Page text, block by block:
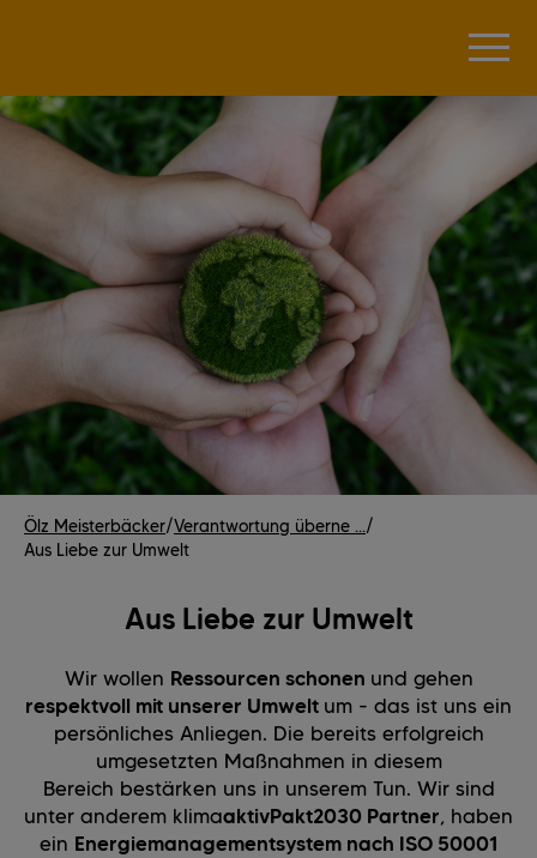
Ölz Meisterbäcker/Verantwortung überne .../
Aus Liebe zur Umwelt
Aus Liebe zur Umwelt
Wir wollen Ressourcen schonen und gehen
respektvoll mit unserer Umwelt um - das ist uns ein
persönliches Anliegen. Die bereits erfolgreich
umgesetzten Maßnahmen in diesem
Bereich bestärken uns in unserem Tun. Wir sind
unter anderem klimaaktivPakt2030 Partner, haben
ein Energiemanagementsystem nach ISO 50001